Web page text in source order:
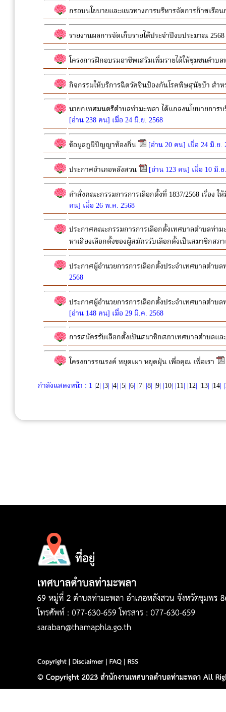
กรอบนโยบายและแนวทางการบริหารจัดการก๊าซเรือ
รายงานผลการจัดเก็บรายได้ประจำปีงบประมาณ 2568
โครงการฝึกอบรมอาชีพเสริมเพิ่มรายได้ให้ชุมชนตำ
กิจกรรมให้บริการฉีดวัคซีนป้องกันโรคพิษสุนัขบ้า สำ
นายกเทศมนตรีตำบลท่ามะพลา ได้แถลงนโยบายกา
[อ่าน 238 คน] เมื่อ 24 มิ.ย. 2568
ข้อมูลภูมิปัญญาท้องถิ่น [อ่าน 20 คน] เมื่อ 24 มิ.ย.
ประกาศอำเภอหลังสวน [อ่าน 123 คน] เมื่อ 10 มิ.ย
คำสั่งคณะกรรมการการเลือกตั้งที่ 1837/2568 เรื่อง
คน] เมื่อ 26 พ.ค. 2568
ประกาศคณะกรรมการการเลือกตั้งเทศบาลตำบลท่
หาเสียงเลือกตั้งของผู้สมัครรับเลือกตั้งเป็นสมาชิกสภ
ประกาศผู้อำนวยการการเลือกตั้งประจำเทศบาลตำบ
2568
ประกาศผู้อำนวยการการเลือกตั้งประจำเทศบาลตำบ
[อ่าน 148 คน] เมื่อ 29 มี.ค. 2568
การสมัครรับเลือกตั้งเป็นสมาชิกสภาเทศบาลตำบลแ
โครงการรณรงค์ หยุดเผา หยุดฝุ่น เพื่อคุณ เพื่อเรา
กำลังแสดงหน้า : 1 |2| |3| |4| |5| |6| |7| |8| |9| |10| |11| |12| |13| |14| |